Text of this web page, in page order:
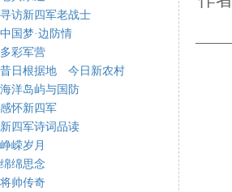
寻访新四军老战士
中国梦·边防情
多彩军营
昔日根据地 今日新农村
海洋岛屿与国防
感怀新四军
新四军诗词品读
峥嵘岁月
绵绵思念
将帅传奇